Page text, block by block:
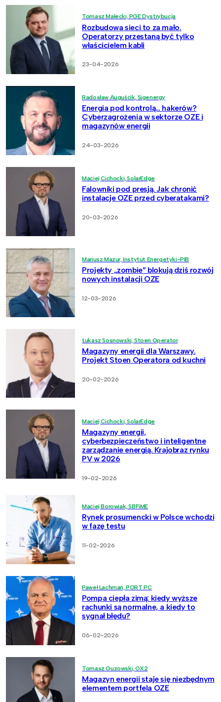
Tomasz Małecki, PGE Dystrybucja
Rozbudowa sieci to za mało.
Operatorzy przestaną być tylko
właścicielem kabli
23-04-2026
Radosław Auguścik, Sigenergy
Energia pod kontrolą… hakerów?
Cyberzagrożenia w sektorze OZE i
magazynów energii
24-03-2026
Maciej Cichocki, SolarEdge
Falowniki pod presją. Jak chronić
instalacje OZE przed cyberatakami?
20-03-2026
Mariusz Mazur, Instytut Energetyki-PIB
Projekty „zombie” blokują dziś rozwój
nowych instalacji OZE
12-03-2026
Łukasz Sosnowski, Stoen Operator
Magazyny energii dla Warszawy.
Projekt Stoen Operatora od kuchni
20-02-2026
Maciej Cichocki, SolarEdge
Magazyny energii,
cyberbezpieczeństwo i inteligentne
zarządzanie energią. Krajobraz rynku
PV w 2026
19-02-2026
Maciej Borowiak, SBFiME
Rynek prosumencki w Polsce wchodzi
w fazę testu
11-02-2026
Paweł Lachman, PORT PC
Pompa ciepła zimą: kiedy wyższe
rachunki są normalne, a kiedy to
sygnał błędu?
06-02-2026
Tomasz Guzowski, OX2
Magazyn energii staje się niezbędnym
elementem portfela OZE